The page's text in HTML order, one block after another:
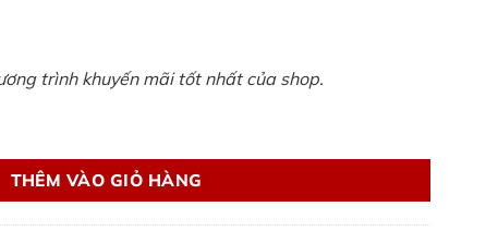
trình khuyến mãi tốt nhất của shop.
in Thai Land số lượng
THÊM VÀO GIỎ HÀNG